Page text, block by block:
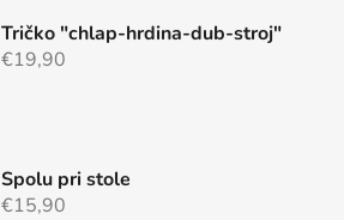
Tričko "chlap-hrdina-dub-stroj"
€19,90
Spolu pri stole
€15,90